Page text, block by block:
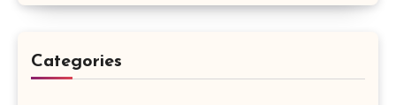
Categories